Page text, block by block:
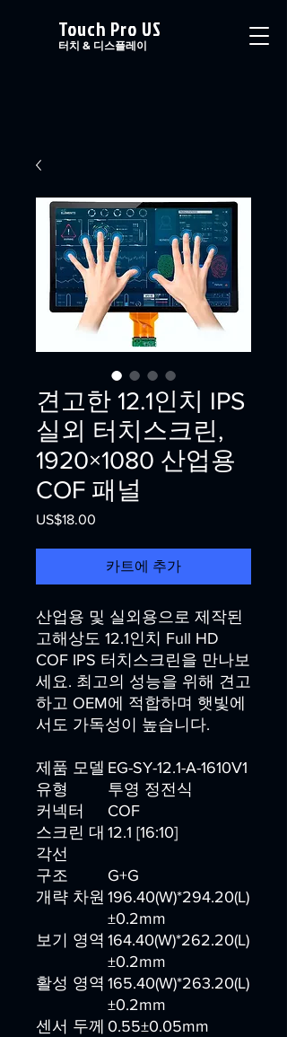
Touch Pro US
터치 & 디스플레이
견고한 12.1인치 IPS
실외 터치스크린,
1920×1080 산업용
COF 패널
US$18.00
카트에 추가
산업용 및 실외용으로 제작된
고해상도 12.1인치 Full HD
COF IPS 터치스크린을 만나보
세요. 최고의 성능을 위해 견고
하고 OEM에 적합하며 햇빛에
서도 가독성이 높습니다.
제품 모델 EG-SY-12.1-A-1610V1
유형
투영 정전식
커넥터
COF
스크린 대
각선
12.1 [16:10]
구조
G+G
개략 차원 196.40(W)*294.20(L)
±0.2mm
보기 영역 164.40(W)*262.20(L)
±0.2mm
활성 영역 165.40(W)*263.20(L)
±0.2mm
센서 두께 0.55±0.05mm